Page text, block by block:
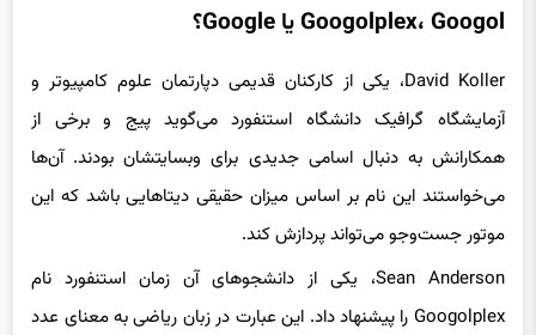
Googolplex، Googol یا Google؟
David Koller، یکی از کارکنان قدیمی دپارتمان علوم کامپیوتر و
آزمایشگاه گرافیک دانشگاه استنفورد می‌گوید پیج و برخی از
همکارانش به دنبال اسامی جدیدی برای وبسایتشان بودند. آن‌ها
می‌خواستند این نام بر اساس میزان حقیقی دیتاهایی باشد که این
موتور جست‌وجو می‌تواند پردازش کند.
Sean Anderson، یکی از دانشجوهای آن زمان استنفورد نام
Googolplex را پیشنهاد داد. این عبارت در زبان ریاضی به معنای عدد